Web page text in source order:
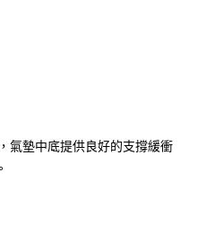
用戶可立即使用無須另外申請。
單成立後會自動跳轉到大哥付的交易
期數、繳款截止日，確認付款後即完
依後續交易確認頁面所載為準。
易或遇審核未通過，訂單將自動取
未達大哥付你分期系統評分，恕無
氣墊中底提供良好的支撐緩衝